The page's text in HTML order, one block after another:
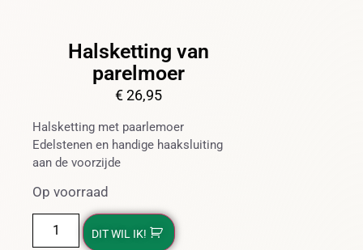
Halsketting van
parelmoer
€26,95
Halsketting met paarlemoer
Edelstenen en handige haaksluiting
aan de voorzijde
Op voorraad
DIT WIL IK!